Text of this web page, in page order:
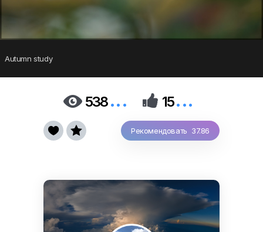
Autumn study
 538...  15...
Рекомендовать 37.86
 